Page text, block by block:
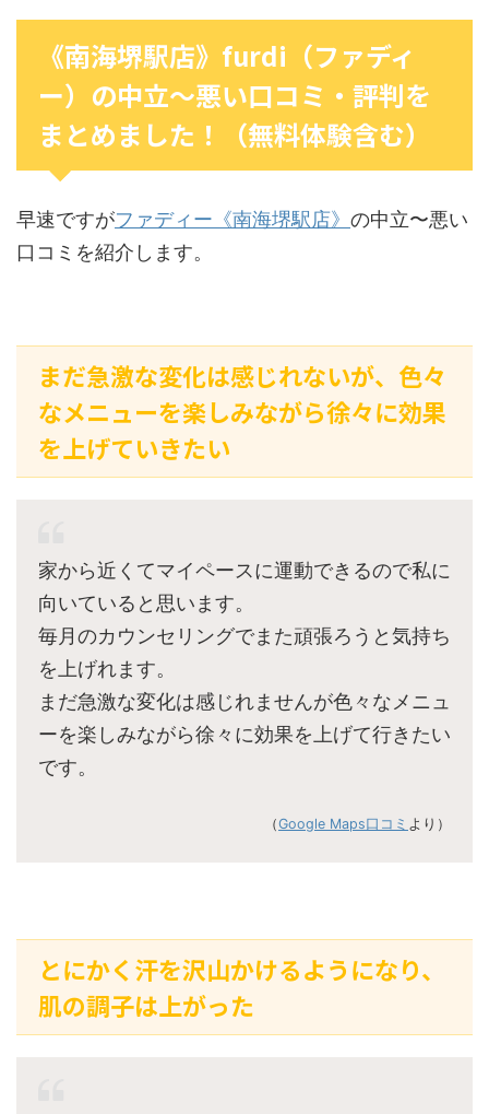
《南海堺駅店》furdi（ファディ
ー）の中立〜悪い口コミ・評判を
まとめました！（無料体験含む）
早速ですがファディー《南海堺駅店》 の中立〜悪い
口コミを紹介します。
まだ急激な変化は感じれないが、色々
なメニューを楽しみながら徐々に効果
を上げていきたい
家から近くてマイペースに運動できるので私に
向いていると思います。
毎月のカウンセリングでまた頑張ろうと気持ち
を上げれます。
まだ急激な変化は感じれませんが色々なメニュ
ーを楽しみながら徐々に効果を上げて行きたい
です。
（Google Maps口コミ より）
とにかく汗を沢山かけるようになり、
肌の調子は上がった